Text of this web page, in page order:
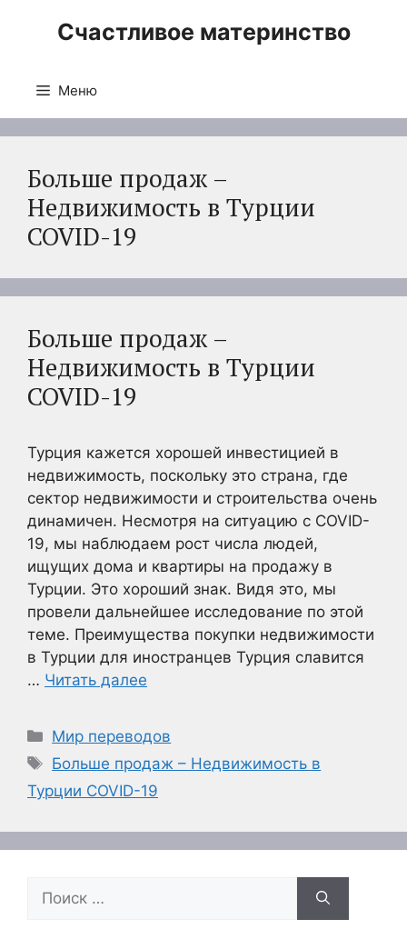
Счастливое материнство
Меню
Больше продаж –
Недвижимость в Турции
COVID-19
Больше продаж –
Недвижимость в Турции
COVID-19
Турция кажется хорошей инвестицией в
недвижимость, поскольку это страна, где
сектор недвижимости и строительства очень
динамичен. Несмотря на ситуацию с COVID-
19, мы наблюдаем рост числа людей,
ищущих дома и квартиры на продажу в
Турции. Это хороший знак. Видя это, мы
провели дальнейшее исследование по этой
теме. Преимущества покупки недвижимости
в Турции для иностранцев Турция славится
… Читать далее
Рубрики
Мир переводов
Метки
Больше продаж – Недвижимость в
Турции COVID-19
Поиск: